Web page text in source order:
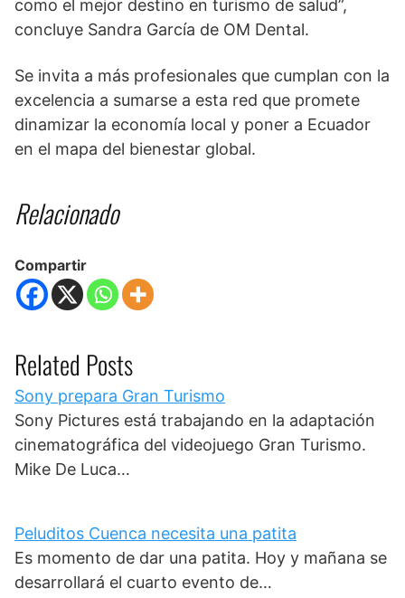
como el mejor destino en turismo de salud”,
concluye Sandra García de OM Dental.
Se invita a más profesionales que cumplan con la
excelencia a sumarse a esta red que promete
dinamizar la economía local y poner a Ecuador
en el mapa del bienestar global.
Relacionado
Compartir
Related Posts
Sony prepara Gran Turismo
Sony Pictures está trabajando en la adaptación
cinematográfica del videojuego Gran Turismo.
Mike De Luca…
Peluditos Cuenca necesita una patita
Es momento de dar una patita. Hoy y mañana se
desarrollará el cuarto evento de…